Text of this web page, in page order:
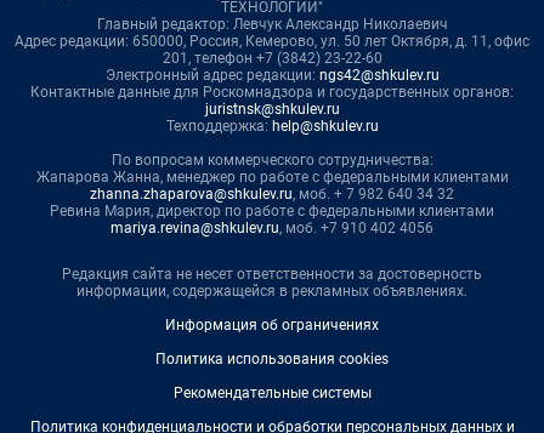
ТЕХНОЛОГИИ"
Главный редактор: Левчук Александр Николаевич
Адрес редакции: 650000, Россия, Кемерово, ул. 50 лет Октября, д. 11, офис
201, телефон +7 (3842) 23-22-60
Электронный адрес редакции: ngs42@shkulev.ru
Контактные данные для Роскомнадзора и государственных органов:
juristnsk@shkulev.ru
Техподдержка: help@shkulev.ru
По вопросам коммерческого сотрудничества:
Жапарова Жанна, менеджер по работе с федеральными клиентами
zhanna.zhaparova@shkulev.ru, моб. + 7 982 640 34 32
Ревина Мария, директор по работе с федеральными клиентами
mariya.revina@shkulev.ru, моб. +7 910 402 4056
Редакция сайта не несет ответственности за достоверность
информации, содержащейся в рекламных объявлениях.
Информация об ограничениях
Политика использования cookies
Рекомендательные системы
Политика конфиденциальности и обработки персональных данных и